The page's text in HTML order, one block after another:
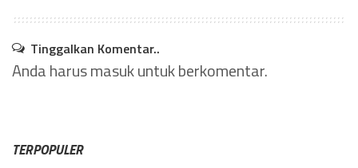
Tinggalkan Komentar..
Anda harusmasukuntuk berkomentar.
TERPOPULER